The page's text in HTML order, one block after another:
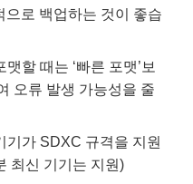
으로 백업하는 것이 좋습
할 때는 ‘빠른 포맷’보
오류 발생 가능성을 줄
기가 SDXC 규격을 지원
최신 기기는 지원)